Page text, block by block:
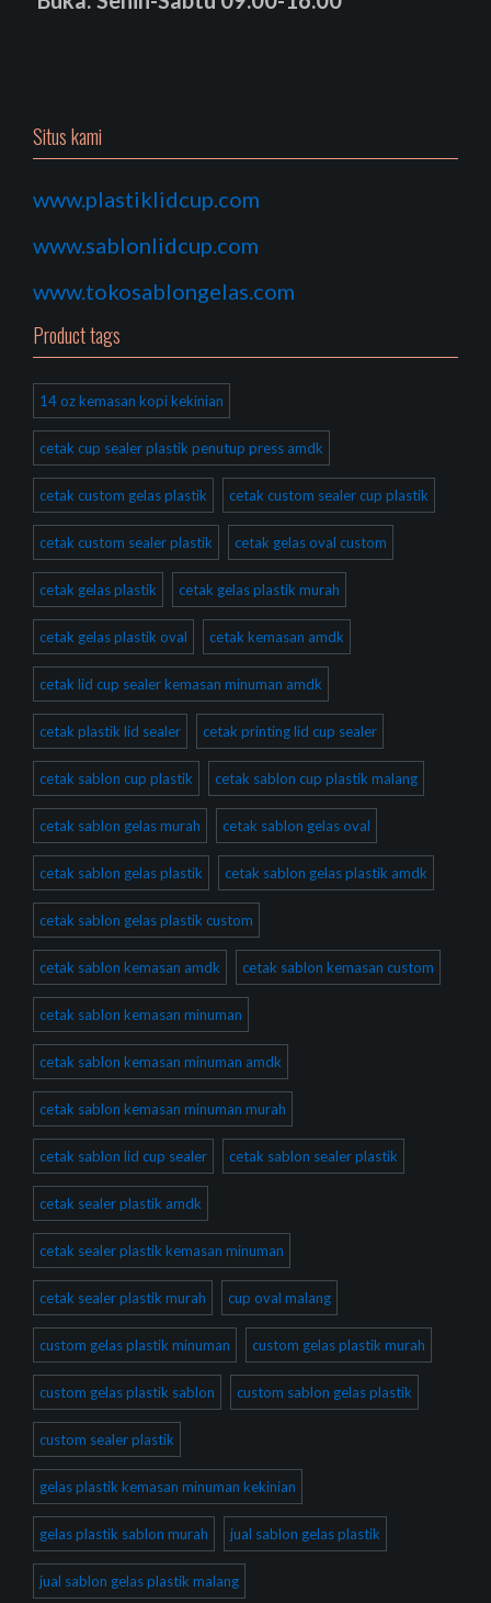
Situs kami
www.plastiklidcup.com
www.sablonlidcup.com
www.tokosablongelas.com
Product tags
14 oz kemasan kopi kekinian
cetak cup sealer plastik penutup press amdk
cetak custom gelas plastik cetak custom sealer cup plastik
cetak custom sealer plastik cetak gelas oval custom
cetak gelas plastik cetak gelas plastik murah
cetak gelas plastik oval cetak kemasan amdk
cetak lid cup sealer kemasan minuman amdk
cetak plastik lid sealer cetak printing lid cup sealer
cetak sablon cup plastik cetak sablon cup plastik malang
cetak sablon gelas murah cetak sablon gelas oval
cetak sablon gelas plastik cetak sablon gelas plastik amdk
cetak sablon gelas plastik custom
cetak sablon kemasan amdk cetak sablon kemasan custom
cetak sablon kemasan minuman
cetak sablon kemasan minuman amdk
cetak sablon kemasan minuman murah
cetak sablon lid cup sealer cetak sablon sealer plastik
cetak sealer plastik amdk
cetak sealer plastik kemasan minuman
cetak sealer plastik murah cup oval malang
custom gelas plastik minuman custom gelas plastik murah
custom gelas plastik sablon custom sablon gelas plastik
custom sealer plastik
gelas plastik kemasan minuman kekinian
gelas plastik sablon murah jual sablon gelas plastik
jual sablon gelas plastik malang